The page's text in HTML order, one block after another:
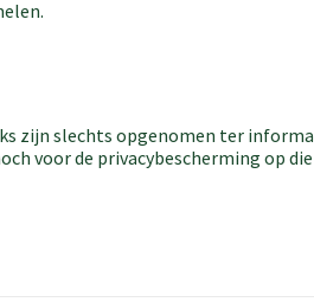
zijn slechts opgenomen ter
voor de privacybescherming op